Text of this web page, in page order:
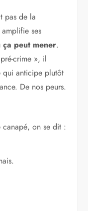
pas de la
ses
peut mener.
crime », il
qui anticipe plutôt
De nos peurs.
canapé, on se dit :